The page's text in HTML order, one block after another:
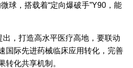
球，搭载着“定向爆破手”Y90，能
出，打造高水平医疗高地，要联动
国际先进药械临床应用转化，完善
转化共享机制。